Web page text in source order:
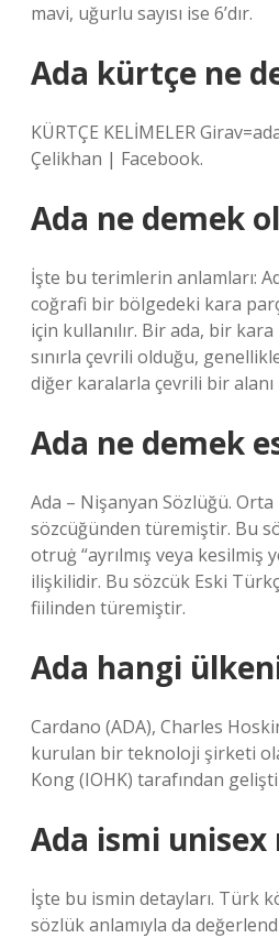
mavi, uğurlu sayısı ise 6’dır.
Ada kürtçe ne
KÜRTÇE KELİMELER
Çelikhan | Facebook.
Ada ne demek
İşte bu terimlerin anlamları:
coğrafi bir bölgedeki kara
için kullanılır. Bir ada, bir
sınırla çevrili olduğu,
diğer karalarla çevrili bir alanı
Ada ne demek
Ada – Nişanyan Sözlüğü. Orta
sözcüğünden türemiştir. Bu
otruġ “ayrılmış veya kesilmiş
ilişkilidir. Bu sözcük Eski
fiilinden türemiştir.
Ada hangi
Cardano (ADA), Charles
kurulan bir teknoloji şirketi
Kong (IOHK) tarafından
Ada ismi unisex
İşte bu ismin detayları. Türk
sözlük anlamıyla da